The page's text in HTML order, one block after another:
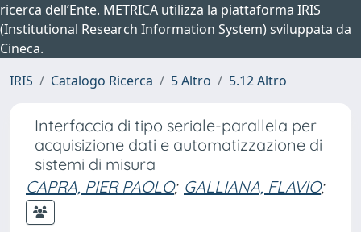
ricerca dell’Ente. METRICA utilizza la piattaforma IRIS
(Institutional Research Information System) sviluppata da
Cineca.
IRIS
Catalogo Ricerca 5 Altro 5.12 Altro
Interfaccia di tipo seriale-parallela per
acquisizione dati e automatizzazione di
sistemi di misura
CAPRA, PIER PAOLO; GALLIANA, FLAVIO;